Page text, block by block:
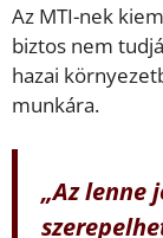
Az MTI-nek
biztos nem
hazai
munkára.
„Az lenne